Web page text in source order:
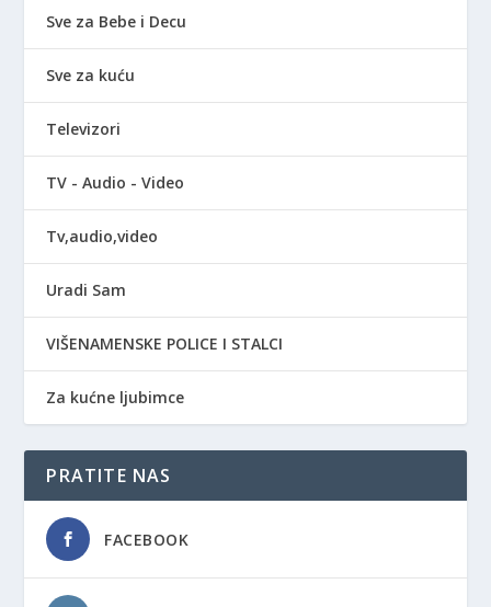
Sve za Bebe i Decu
Sve za kuću
Televizori
TV - Audio - Video
Tv,audio,video
Uradi Sam
VIŠENAMENSKE POLICE I STALCI
Za kućne ljubimce
PRATITE NAS
FACEBOOK